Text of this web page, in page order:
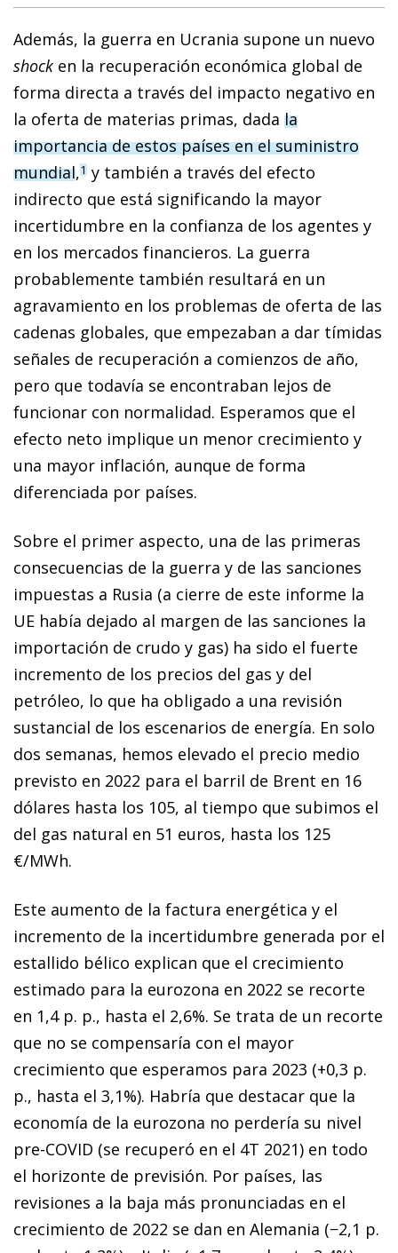
Además, la guerra en Ucrania supone un nuevo
shock en la recuperación económica global de
forma directa a través del impacto negativo en
la oferta de materias primas, dada la
importancia de estos países en el suministro
mundial,1 y también a través del efecto
indirecto que está significando la mayor
incertidumbre en la confianza de los agentes y
en los mercados financieros. La guerra
probablemente también resultará en un
agravamiento en los problemas de oferta de las
cadenas globales, que empezaban a dar tímidas
señales de recuperación a comienzos de año,
pero que todavía se encontraban lejos de
funcionar con normalidad. Esperamos que el
efecto neto implique un menor crecimiento y
una mayor inflación, aunque de forma
diferenciada por países.
Sobre el primer aspecto, una de las primeras
consecuencias de la guerra y de las sanciones
impuestas a Rusia (a cierre de este informe la
UE había dejado al margen de las sanciones la
importación de crudo y gas) ha sido el fuerte
incremento de los precios del gas y del
petróleo, lo que ha obligado a una revisión
sustancial de los escenarios de energía. En solo
dos semanas, hemos elevado el precio medio
previsto en 2022 para el barril de Brent en 16
dólares hasta los 105, al tiempo que subimos el
del gas natural en 51 euros, hasta los 125
€/MWh.
Este aumento de la factura energética y el
incremento de la incertidumbre generada por el
estallido bélico explican que el crecimiento
estimado para la eurozona en 2022 se recorte
en 1,4 p. p., hasta el 2,6%. Se trata de un recorte
que no se compensaría con el mayor
crecimiento que esperamos para 2023 (+0,3 p.
p., hasta el 3,1%). Habría que destacar que la
economía de la eurozona no perdería su nivel
pre-COVID (se recuperó en el 4T 2021) en todo
el horizonte de previsión. Por países, las
revisiones a la baja más pronunciadas en el
crecimiento de 2022 se dan en Alemania (−2,1 p.